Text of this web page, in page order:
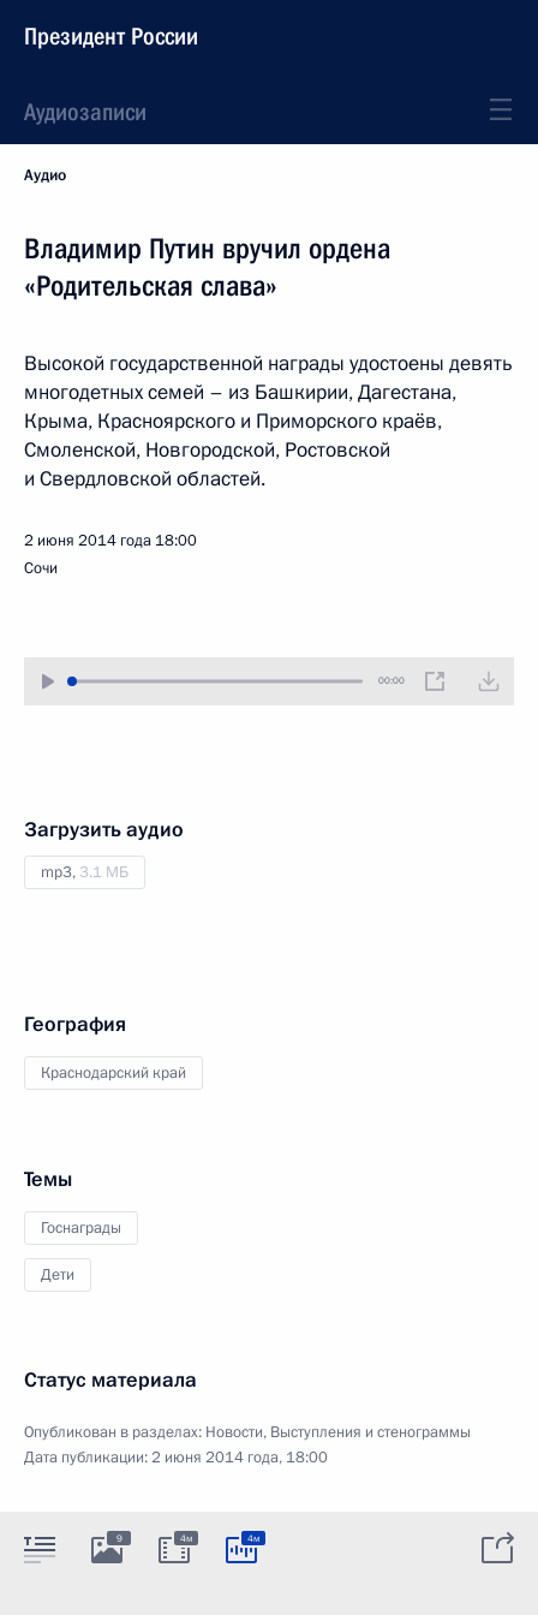
Президент России
Аудиозаписи
Аудио
Владимир Путин вручил ордена
«Родительская слава»
Высокой государственной награды удостоены девять
многодетных семей – из Башкирии, Дагестана,
Крыма, Красноярского и Приморского краёв,
Смоленской, Новгородской, Ростовской
и Свердловской областей.
2 июня 2014 года 18:00
Сочи
00:00
Загрузить аудио
mp3, 3.1 МБ
География
Краснодарский край
Темы
Госнаграды
Дети
Статус материала
Опубликован в разделах: Новости, Выступления и стенограммы
Дата публикации:2 июня 2014 года, 18:00
9 4м 4м